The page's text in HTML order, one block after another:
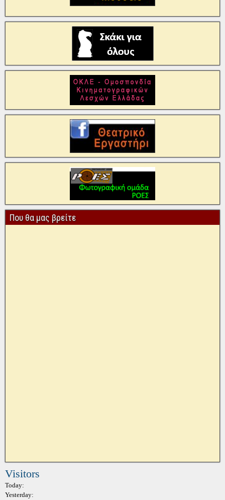
Που θα μας βρείτε
Visitors
Today:
Yesterday: